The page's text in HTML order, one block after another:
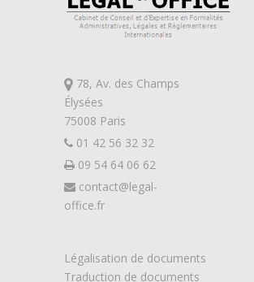
78, Av. des Champs
Élysées
75008 Paris
01 42 56 32 32
09 54 64 06 62
contact@legal-
office.fr
Légalisation de documents
Traduction de documents